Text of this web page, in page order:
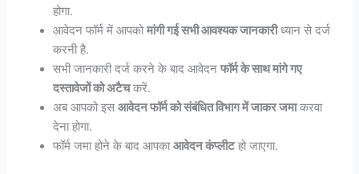
होगा.
आवेदन फॉर्म में आपकोमांगी गई सभी आवश्यक जानकारीध्यान से दर्ज
करनी है.
सभी जानकारी दर्ज करने के बाद आवेदनफॉर्म के साथ मांगे गए
दस्तावेजों को अटैचकरें.
अब आपको इसआवेदन फॉर्म को संबंधित विभाग में जाकर जमाकरवा
देना होगा.
फॉर्म जमा होने के बाद आपकाआवेदन कंप्लीटहो जाएगा.